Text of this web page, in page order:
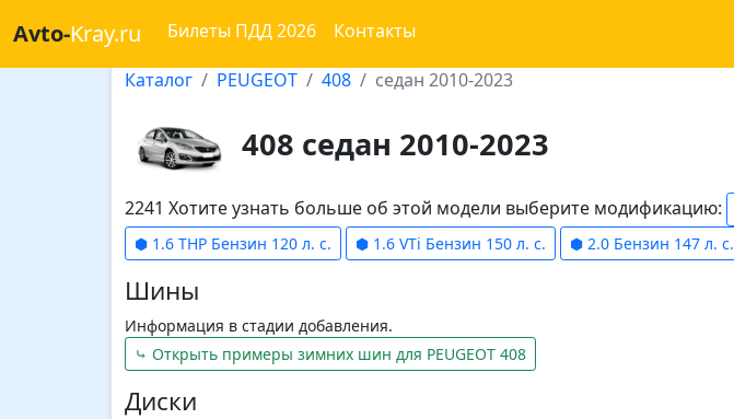
Avto-Kray.ru Билеты ПДД 2026 Контакты
Каталог PEUGEOT 408 седан 2010-2023
408 седан 2010-2023
2241 Хотите узнать больше об этой модели выберите модификацию:
⬢ 1.6 THP Бензин 120 л. с.
⬢ 1.6 VTi Бензин 150 л. с. ⬢ 2.0 Бензин 147 л. с.
Шины
Информация в стадии добавления.
⤷ Открыть примеры зимних шин для PEUGEOT 408
Диски